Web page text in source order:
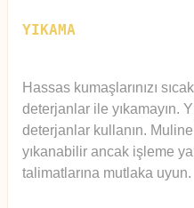
YIKAMA
Hassas kumaşlarınızı
deterjanlar ile yıkamayın.
deterjanlar kullanın.
yıkanabilir ancak işleme
talimatlarına mutlaka uyun.